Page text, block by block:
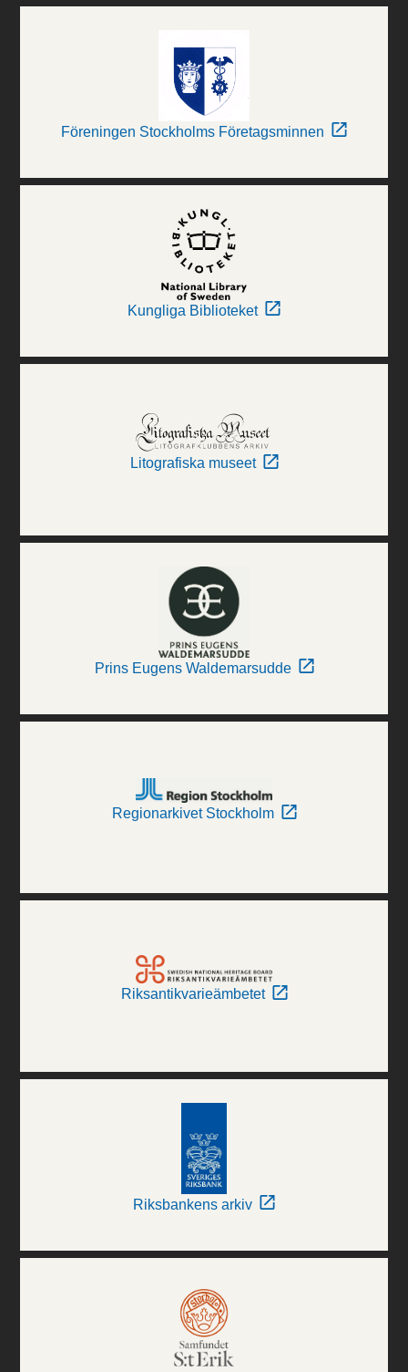
Föreningen Stockholms Företagsminnen
Kungliga Biblioteket
Litografiska museet
Prins Eugens Waldemarsudde
Regionarkivet Stockholm
Riksantikvarieämbetet
Riksbankens arkiv